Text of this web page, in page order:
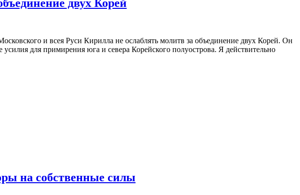
двух Корей
и всея Руси Кирилла не ослаблять молитв за объединение двух Корей. Он
для примирения юга и севера Корейского полуострова. Я действительно
на собственные силы